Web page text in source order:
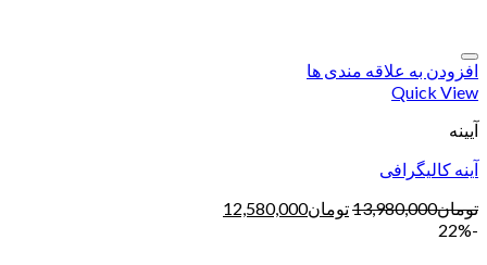
افزودن به علاقه مندی ها
Quick View
آیینه
آینه کالیگرافی
تومان13,980,000تومان12,580,000
-22%